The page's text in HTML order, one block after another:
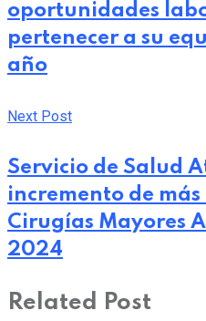
oportunidades
pertenecer a su
año
Next Post
Servicio de Salud
incremento de más
Cirugías Mayores
2024
Related Post